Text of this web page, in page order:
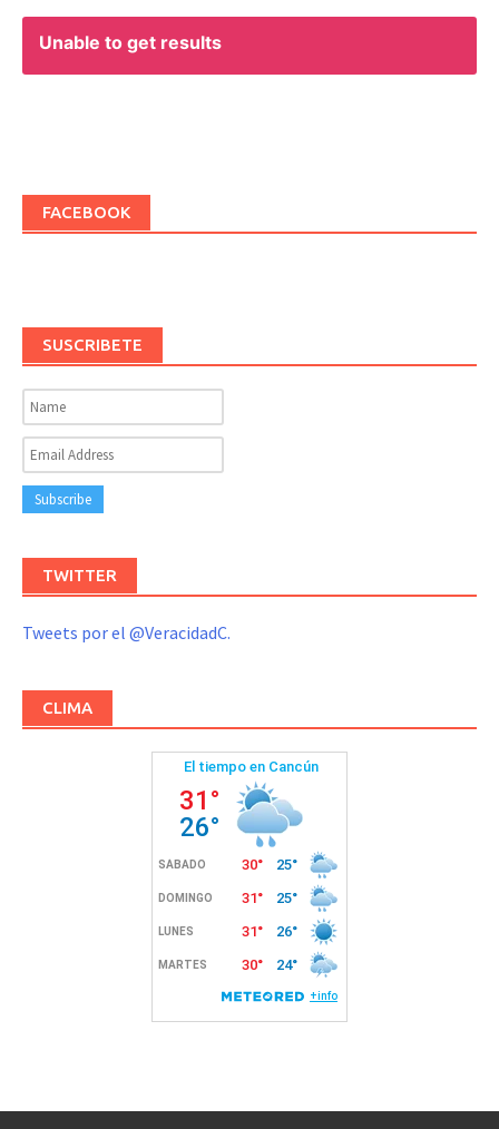
Unable to get results
FACEBOOK
SUSCRIBETE
TWITTER
Tweets por el @VeracidadC.
CLIMA